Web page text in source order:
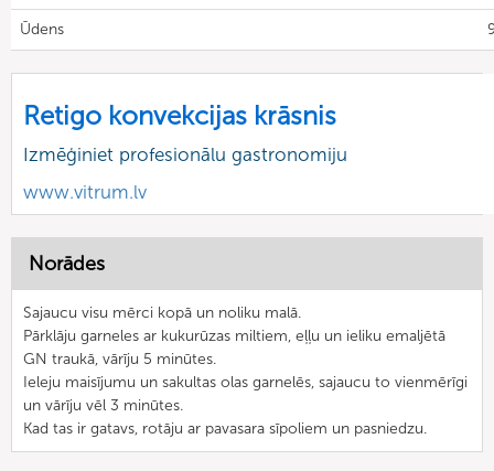
Ūdens
Retigo konvekcijas krāsnis
Izmēģiniet profesionālu gastronomiju
www.vitrum.lv
Norādes
Sajaucu visu mērci kopā un noliku malā.
Pārklāju garneles ar kukurūzas miltiem, eļļu un ieliku emaljētā
GN traukā, vārīju 5 minūtes.
Ieleju maisījumu un sakultas olas garnelēs, sajaucu to vienmērīgi
un vārīju vēl 3 minūtes.
Kad tas ir gatavs, rotāju ar pavasara sīpoliem un pasniedzu.